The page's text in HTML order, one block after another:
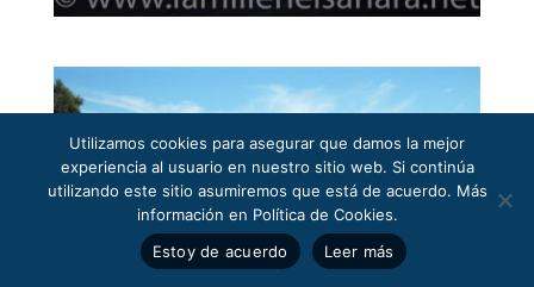
Utilizamos cookies para asegurar que damos la mejor
experiencia al usuario en nuestro sitio web. Si continúa
utilizando este sitio asumiremos que está de acuerdo. Más
información en Política de Cookies.
Estoy de acuerdo
Leer más